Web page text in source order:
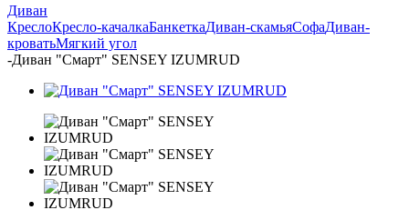
Диван
КреслоКресло-качалкаБанкеткаДиван-скамьяСофаДиван-
кроватьМягкий угол
-Диван "Смарт" SENSEY IZUMRUD